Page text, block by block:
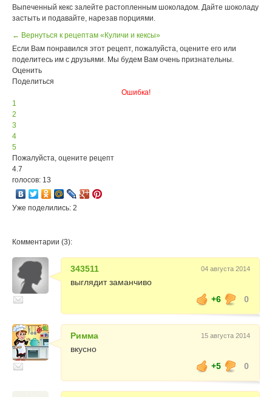
Выпеченный кекс залейте растопленным шоколадом. Дайте шоколаду
застыть и подавайте, нарезав порциями.
← Вернуться к рецептам «Куличи и кексы»
Если Вам понравился этот рецепт, пожалуйста, оцените его или
поделитесь им с друзьями. Мы будем Вам очень признательны.
Оценить
Поделиться
Ошибка!
1
2
3
4
5
Пожалуйста, оцените рецепт
4.7
голосов: 13
Уже поделились: 2
Комментарии (3):
343511 04 августа 2014
выглядит заманчиво
+6
0
Римма 15 августа 2014
вкусно
+5
0